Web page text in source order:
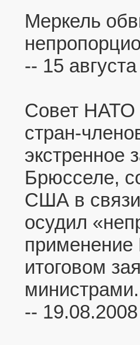
Меркель
-- 15
Совет НАТО
стран-
экстренное
Брюсселе,
США в связи
осудил
применение
итоговом
министрами.
-- 19.08.2008